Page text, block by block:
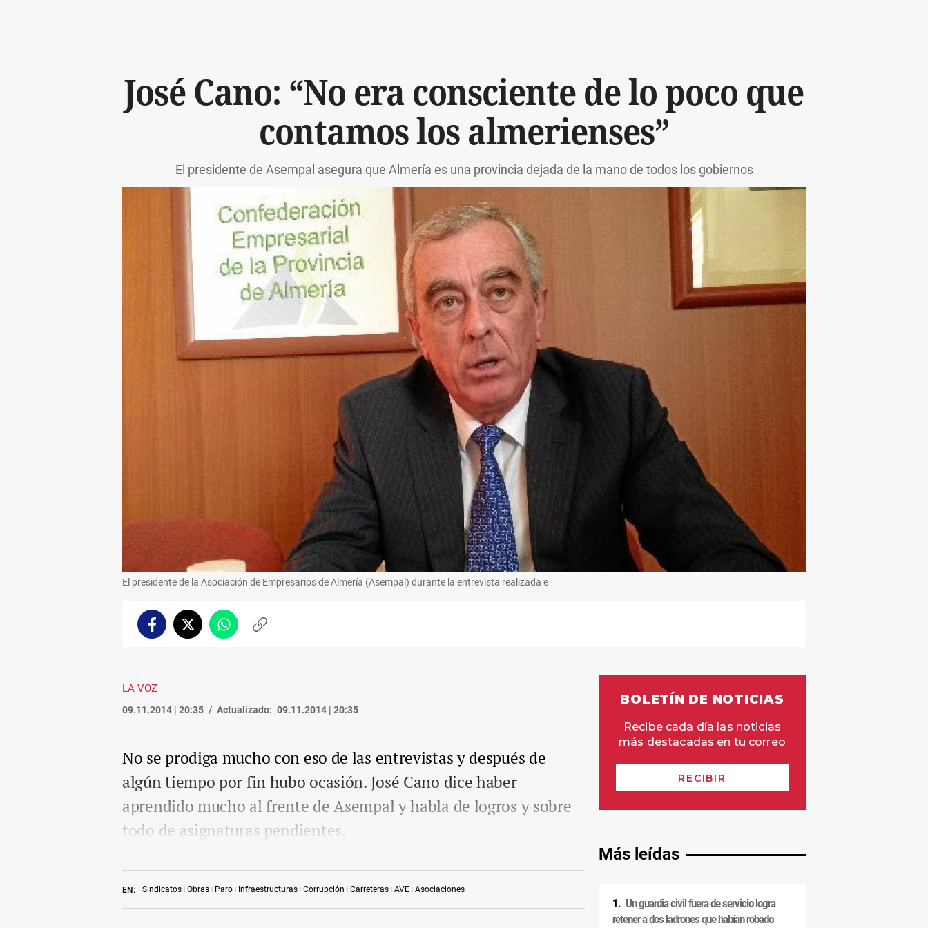
José Cano: “No era consciente de lo poco que
contamos los almerienses”
El presidente de Asempal asegura que Almería es una provincia dejada de la mano de todos los gobiernos
El presidente de la Asociación de Empresarios de Almería (Asempal) durante la entrevista realizada e
FacebookTwitterWhatsappCopiar
LA VOZ
09.11.2014 | 20:35 Actualizado: 09.11.2014 | 20:35
EN: Sindicatos Obras Paro Infraestructuras Corrupción Carreteras AVE Asociaciones
No se prodiga mucho con eso de las entrevistas y después de
algún tiempo por fin hubo ocasión. José Cano dice haber
aprendido mucho al frente de Asempal y habla de logros y sobre
todo de asignaturas pendientes.
Más leídas
Un guardia civil fuera de servicio logra
retener a dos ladrones que habían robado